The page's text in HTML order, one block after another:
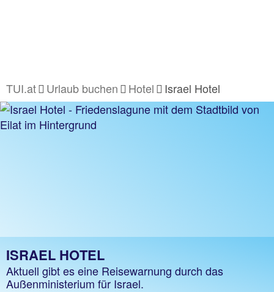
TUI.at Urlaub buchen Hotel Israel Hotel
ISRAEL HOTEL
Aktuell gibt es eine Reisewarnung durch das
Außenministerium für Israel.